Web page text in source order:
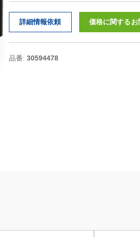
詳細情報依頼 価格に関するお
品番: 30594478